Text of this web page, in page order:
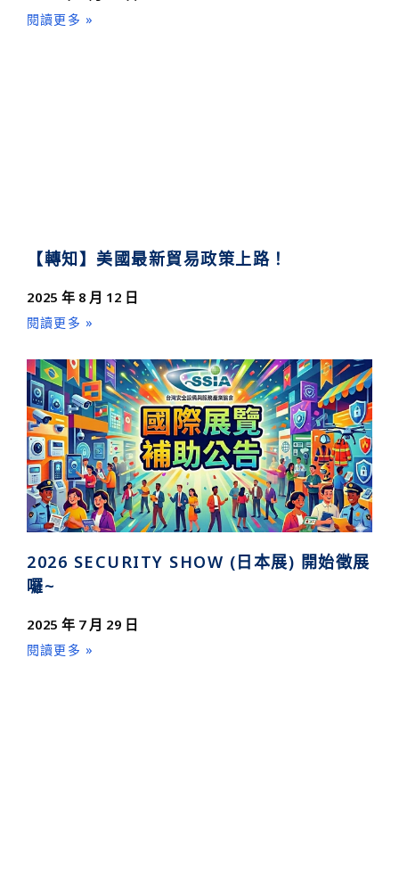
閱讀更多 »
【轉知】美國最新貿易政策上路！
2025 年 8 月 12 日
閱讀更多 »
2026 SECURITY SHOW (日本展) 開始徵展
囉~
2025 年 7 月 29 日
閱讀更多 »